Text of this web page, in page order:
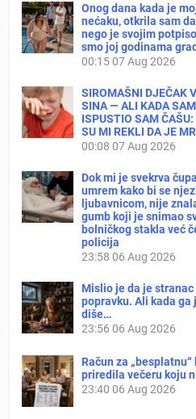
Onog dana kada je
nećaku, otkrila sam
nego je svojim
smo joj godinama
00:1507 Aug 2026
SIROMAŠNI DJEČAK
SINA — ALI KADA
ISPUSTIO SAM
SU MI REKLI DA JE
00:08 07 Aug 2026
Dok mi je svekrva
umrem kako bi se
ljubavnicom, nije
gumb koji je snimao
bolničkog stakla već
policija
23:58 06 Aug 2026
Mislio je da je
popravku. Ali kada ga
diše…
23:56 06 Aug 2026
Račun za
priredila večeru koju
23:40 06 Aug 2026